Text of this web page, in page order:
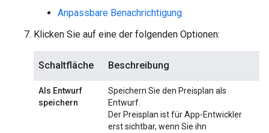
Anpassbare Benachrichtigung
Klicken Sie auf eine der folgenden Optionen:
Schaltfläche Beschreibung
Als Entwurf
speichern
Speichern Sie den Preisplan als
Entwurf.
Der Preisplan ist für App-Entwickler
erst sichtbar, wenn Sie ihn